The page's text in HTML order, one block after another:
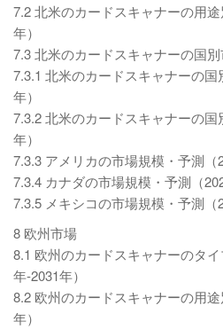
7.2 北米のカードスキャナーの用
年）
7.3 北米のカードスキャナーの国
7.3.1 北米のカードスキャナーの国
年）
7.3.2 北米のカードスキャナーの国
年）
7.3.3 アメリカの市場規模・予測（
7.3.4 カナダの市場規模・予測（
7.3.5 メキシコの市場規模・予測（
8 欧州市場
8.1 欧州のカードスキャナーのタ
年-2031年）
8.2 欧州のカードスキャナーの用
年）